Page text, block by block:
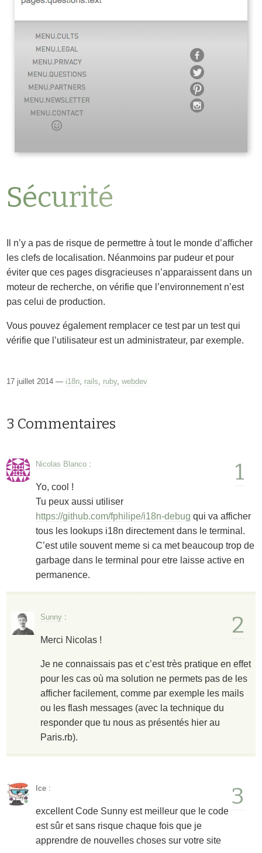
Sécurité
Il n’y a pas de risque de permettre à tout le monde d’afficher
les clefs de localisation. Néanmoins par pudeur et pour
éviter que ces pages disgracieuses n’apparaissent dans un
moteur de recherche, on vérifie que l’environnement n’est
pas celui de production.
Vous pouvez également remplacer ce test par un test qui
vérifie que l’utilisateur est un administrateur, par exemple.
17 juillet 2014 — i18n, rails, ruby,webdev
3 Commentaires
1
Nicolas Blanco :
Yo, cool !
Tu peux aussi utiliser
https://github.com/fphilipe/i18n-debug qui va afficher
tous les lookups i18n directement dans le terminal.
C’est utile souvent meme si ca met beaucoup trop de
garbage dans le terminal pour etre laisse active en
permanence.
2
Sunny :
Merci Nicolas !
Je ne connaissais pas et c’est très pratique en effet
pour les cas où ma solution ne permets pas de les
afficher facilement, comme par exemple les mails
ou les flash messages (avec la technique du
responder que tu nous as présentés hier au
Paris.rb).
3
Ice :
excellent Code Sunny est meilleur que le code
est sûr et sans risque chaque fois que je
apprendre de nouvelles choses sur votre site